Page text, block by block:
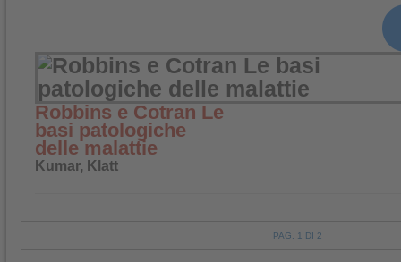
Robbins e Cotran Le
basi patologiche
delle malattie
Kumar, Klatt
PAG. 1 DI 2